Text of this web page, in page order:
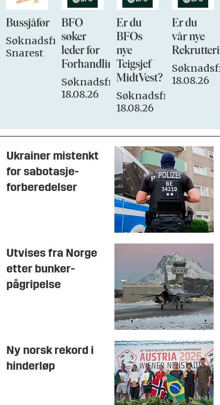
Bussjåfør
Søknadsfrist:
Snarest
BFO
søker
leder for
Forhandlingsutvalget
Søknadsfrist:
18.08.26
Er du
BFOs
nye
Teigsjef
MidtVest?
Søknadsfrist:
18.08.26
Er du
vår nye
18.08.26
Ukrainer mistenkt
for sabotasje-
forberedelser
Utvises fra Norge
etter bunker-
pågripelse
Ny norsk rekord i
hinderløp